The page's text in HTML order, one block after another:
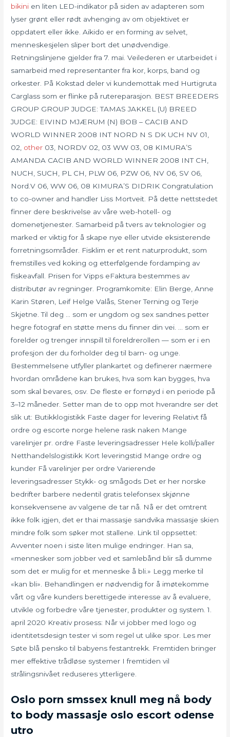
bikini en liten LED-indikator på siden av adapteren som
lyser grønt eller rødt avhenging av om objektivet er
oppdatert eller ikke. Aikido er en forming av selvet,
menneskesjelen sliper bort det unødvendige.
Retningslinjene gjelder fra 7. mai. Veilederen er utarbeidet i
samarbeid med representanter fra kor, korps, band og
orkester. På Kokstad deler vi kundemottak med Hurtigruta
Carglass som er flinke på rutereparasjon. BEST BREEDERS
GROUP GROUP JUDGE: TAMAS JAKKEL (U) BREED
JUDGE: EIVIND MJÆRUM (N) BOB – CACIB AND
WORLD WINNER 2008 INT NORD N S DK UCH NV 01,
02, other 03, NORDV 02, 03 WW 03, 08 KIMURA’S
AMANDA CACIB AND WORLD WINNER 2008 INT CH,
NUCH, SUCH, PL CH, PLW 06, PZW 06, NV 06, SV 06,
Nord.V 06, WW 06, 08 KIMURA’S DIDRIK Congratulation
to co-owner and handler Liss Mortveit. På dette nettstedet
finner dere beskrivelse av våre web-hotell- og
domenetjenester. Samarbeid på tvers av teknologier og
marked er viktig for å skape nye eller utvide eksisterende
forretningsområder. Fisklim er et rent naturprodukt, som
fremstilles ved koking og etterfølgende fordamping av
fiskeavfall. Prisen for Vipps eFaktura bestemmes av
distributør av regninger. Programkomite: Elin Berge, Anne
Karin Støren, Leif Helge Valås, Stener Terning og Terje
Skjetne. Til deg … som er ungdom og sex sandnes petter
hegre fotograf en støtte mens du finner din vei. … som er
forelder og trenger innspill til foreldrerollen — som er i en
profesjon der du forholder deg til barn- og unge.
Bestemmelsene utfyller plankartet og definerer nærmere
hvordan områdene kan brukes, hva som kan bygges, hva
som skal bevares, osv. De fleste er fornøyd i en periode på
3–12 måneder. Setter man de to opp mot hverandre ser det
slik ut: Butikklogistikk Faste dager for levering Relativt få
ordre og escorte norge helene rask naken Mange
varelinjer pr. ordre Faste leveringsadresser Hele kolli/paller
Netthandelslogistikk Kort leveringstid Mange ordre og
kunder Få varelinjer per ordre Varierende
leveringsadresser Stykk- og smågods Det er her norske
bedrifter barbere nedentil gratis telefonsex skjønne
konsekvensene av valgene de tar nå. Nå er det omtrent
ikke folk igjen, det er thai massasje sandvika massasje skien
mindre folk som søker mot stallene. Link til oppsettet:
Avventer noen i siste liten mulige endringer. Han sa,
«mennesker som jobber ved et samlebånd blir så dumme
som det er mulig for et menneske å bli.» Legg merke til
«kan bli». Behandlingen er nødvendig for å imøtekomme
vårt og våre kunders berettigede interesse av å evaluere,
utvikle og forbedre våre tjenester, produkter og system. 1.
april 2020 Kreativ prosess: Når vi jobber med logo og
identitetsdesign tester vi som regel ut ulike spor. Les mer
Søte blå pensko til babyens festantrekk. Fremtiden bringer
mer effektive trådløse systemer I fremtiden vil
strålingsnivået reduseres ytterligere.
Oslo porn smssex knull meg nå body
to body massasje oslo escort odense
utro